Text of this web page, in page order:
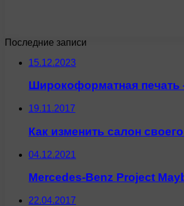
Последние записи
15.12.2023
Широкоформатная печать
19.11.2017
Как изменить салон
04.12.2021
Mercedes-Benz Project
22.04.2017